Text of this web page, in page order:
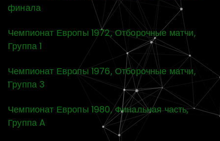
финала
Чемпионат Европы 1972, Отборочные матчи,
Группа 1
Чемпионат Европы 1976, Отборочные матчи,
Группа 3
Чемпионат Европы 1980, Финальная часть,
Группа A